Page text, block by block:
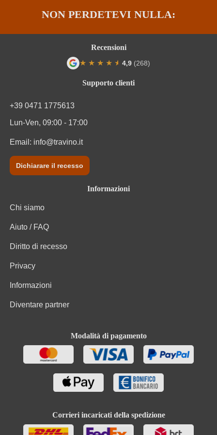
Produttore
Qualità DOC
Solfiti
Tipo di vino
Varietà di uva
Informazioni nutrizionali
Valore energetico
Carboidrati
Carboidrati di cui zuccheri
Uve, Conservanti (solfiti). Contiene piccole quantità di
NON PERDETEVI NULLA:
Supporto clienti
+39 0471 1775613
Lun-Ven, 09:00 - 17:00
Email: info@travino.it
Dichiarare il recesso
Informazioni
Chi siamo
Aiuto / FAQ
Diritto di recesso
Privacy
Informazioni
Diventare partner
Modalità di pagamento
Corrieri incaricati della spedizione
Recensioni
★ ★ ★ ★ ★
★ 4,9 (268)